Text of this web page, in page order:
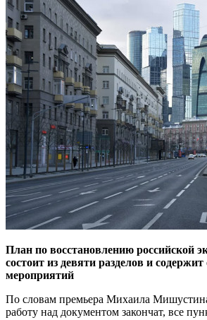
План по восстановлению российской
состоит из девяти разделов и содержит
мероприятий
По словам премьера Михаила
работу над документом закончат, все